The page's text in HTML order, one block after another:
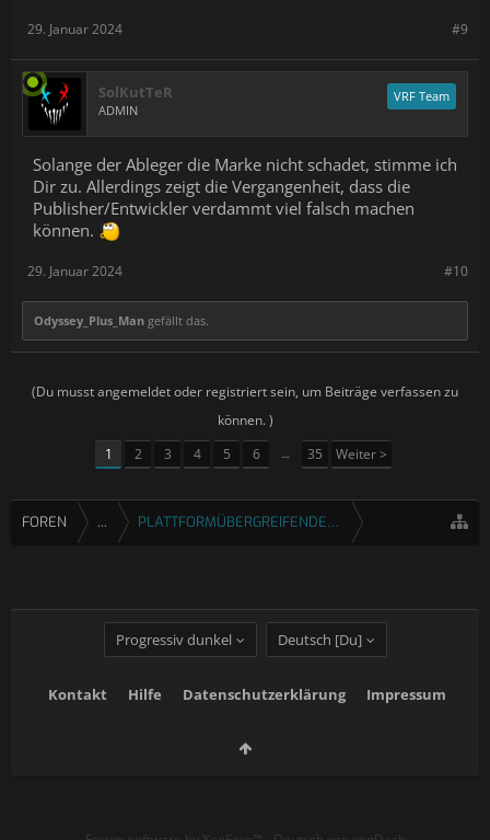
#9
29. Januar 2024
SolKutTeR
ADMIN
VRF Team
Solange der Ableger die Marke nicht schadet, stimme ich
Dir zu. Allerdings zeigt die Vergangenheit, dass die
Publisher/Entwickler verdammt viel falsch machen
können.
#10
29. Januar 2024
Odyssey_Plus_Man gefällt das.
(Du musst angemeldet oder registriert sein, um Beiträge verfassen zu
können. )
1
2 3 4 5 6 → 35 Weiter >
FOREN ... PLATTFORMÜBERGREIFENDE SPIELE
Progressiv dunkel Deutsch [Du]
Kontakt Hilfe Datenschutzerklärung Impressum